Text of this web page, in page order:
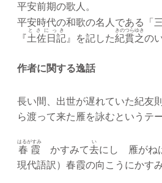
平安前期の歌人。
平安時代の和歌の名人である「
『土佐日記
とさにっき
』を記した紀貫之
きのつらゆき
の
作者に関する逸話
長い間、出世が遅れていた紀友則
ら渡って来た雁を詠むというテ
春霞
はるがすみ
かすみて去
い
にし 雁がね
現代語訳）春霞の向こうにかす